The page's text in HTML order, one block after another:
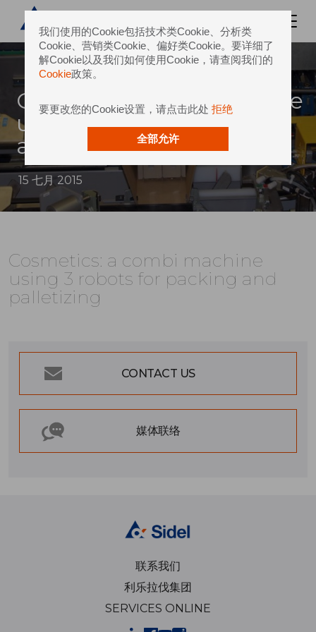
我们使用的Cookie包括技术类Cookie、分析类
Cookie、营销类Cookie、偏好类Cookie。要详细了
解Cookie以及我们如何使用Cookie，请查阅我们的
Cookie政策。
要更改您的Cookie设置，请点击此处 拒绝
全部允许
Cosmetics: a combi machine
using 3 robots for packing
and palletizing
15 七月 2015
Cosmetics: a combi machine
using 3 robots for packing and
palletizing
CONTACT US
媒体联络
联系我们
利乐拉伐集团
SERVICES ONLINE